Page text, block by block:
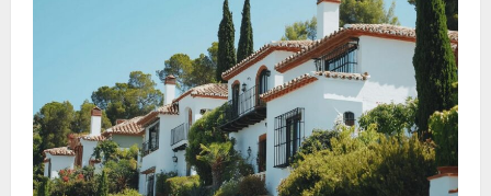
styles
de
decoration
naturelle
qui
font
difference